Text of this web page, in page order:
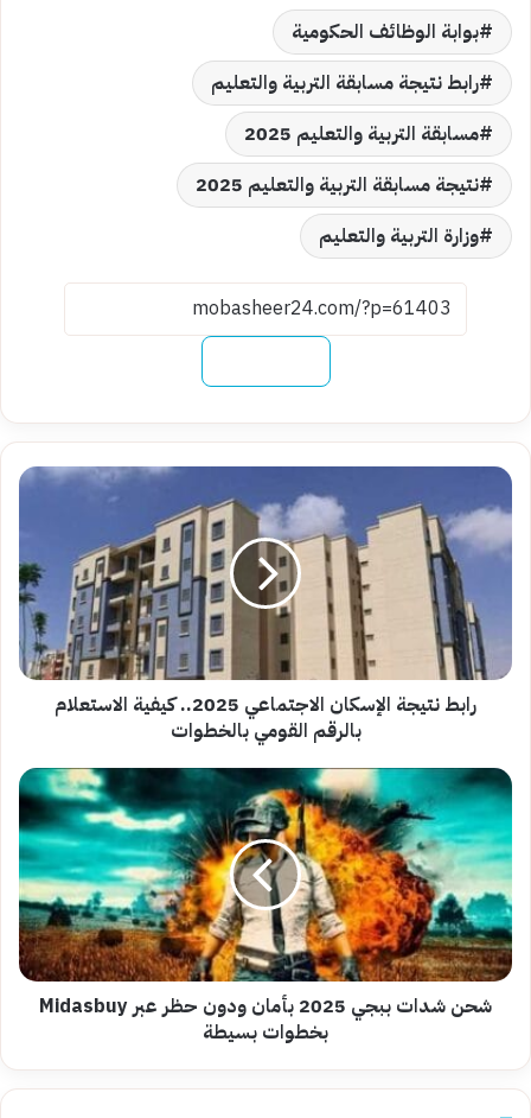
بوابة الوظائف الحكومية
رابط نتيجة مسابقة التربية والتعليم
مسابقة التربية والتعليم 2025
نتيجة مسابقة التربية والتعليم 2025
وزارة التربية والتعليم
رابط
نتيجة
الإسكان
الاجتماعي
2025..
كيفية
الاستعلام
بالرقم
القومي
بالخطوات
رابط نتيجة الإسكان الاجتماعي 2025.. كيفية الاستعلام
بالرقم القومي بالخطوات
شحن
شدات
ببجي
2025
بأمان
ودون
حظر
عبر
Midasbuy
بخطوات
شحن شدات ببجي 2025 بأمان ودون حظر عبر Midasbuy
بخطوات بسيطة